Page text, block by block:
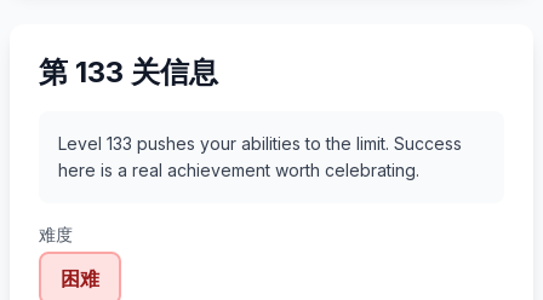
第 133 关信息
Level 133 pushes your abilities to the limit. Success
here is a real achievement worth celebrating.
难度
困难